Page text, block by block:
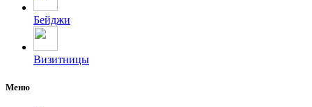
Бейджи
Визитницы
Меню